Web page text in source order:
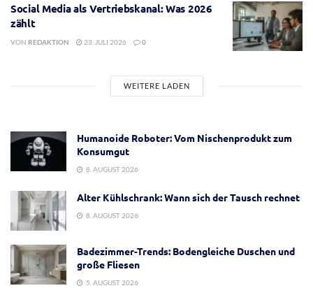
Social Media als Vertriebskanal: Was 2026
zählt
VON REDAKTION 23. JULI 2026 0
WEITERE LADEN
Humanoide Roboter: Vom Nischenprodukt zum
Konsumgut
8. AUGUST 2026
Alter Kühlschrank: Wann sich der Tausch rechnet
8. AUGUST 2026
Badezimmer-Trends: Bodengleiche Duschen und
große Fliesen
5. AUGUST 2026